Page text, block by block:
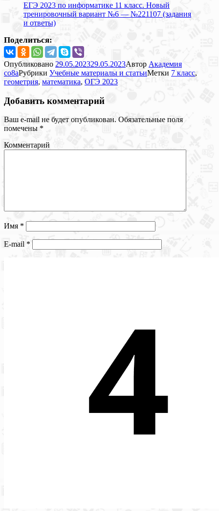
ЕГЭ 2023 по информатике 11 класс. Новый
тренировочный вариант №6 — №221107 (задания
и ответы)
Поделиться:
Опубликовано 29.05.202329.05.2023Автор Академия
co8aРубрики Учебные материалы и статьиМетки 7 класс,
геометрия, математика, ОГЭ 2023
Добавить комментарий
Ваш e-mail не будет опубликован. Обязательные поля
помечены *
Комментарий
Имя *
E-mail *